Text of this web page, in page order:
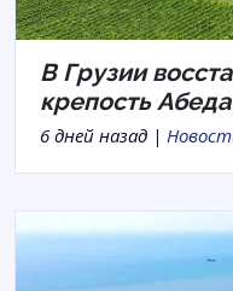
В Грузии
крепость
6 дней назад |